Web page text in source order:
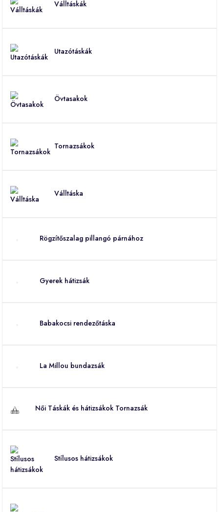
Válltáskák
Utazótáskák
Övtasakok
Tornazsákok
Válltáska
Rögzítőszalag pillangó párnához
Gyerek hátizsák
Babakocsi rendezőtáska
La Millou bundazsák
Női Táskák és hátizsákok Tornazsák
Stílusos hátizsákok